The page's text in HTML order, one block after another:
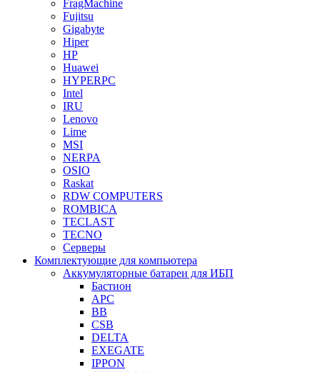
FragMachine
Fujitsu
Gigabyte
Hiper
HP
Huawei
HYPERPC
Intel
IRU
Lenovo
Lime
MSI
NERPA
OSIO
Raskat
RDW COMPUTERS
ROMBICA
TECLAST
TECNO
Серверы
Комплектующие для компьютера
Аккумуляторные батареи для ИБП
Бастион
APC
BB
CSB
DELTA
EXEGATE
IPPON